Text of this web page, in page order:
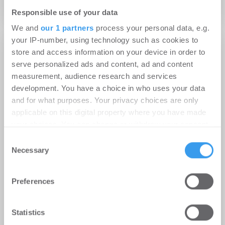
Responsible use of your data
We and our 1 partners process your personal data, e.g.
your IP-number, using technology such as cookies to
store and access information on your device in order to
serve personalized ads and content, ad and content
measurement, audience research and services
development. You have a choice in who uses your data
and for what purposes. Your privacy choices are only
applicable on this digital property where you have made
the Privacy trigger icon.
Find out more about how your personal data is processed
and set your preferences in the
We use cookies to personalise content and ads, to
provide social media features and to analyse our traffic.
Selection
Necessary
Preferences
Statistics
Deutschland